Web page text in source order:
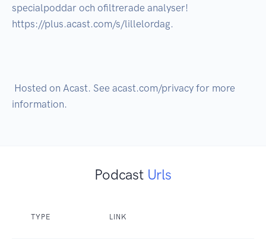
specialpoddar och ofiltrerade analyser!
https://plus.acast.com/s/lillelordag.
Podcast Urls
TYPE LINK